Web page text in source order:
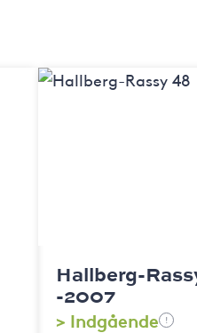
Hallberg-
-2007
> Indgående !